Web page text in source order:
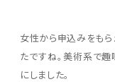
女性から申込みをもら
たですね。美術系で
にしました。